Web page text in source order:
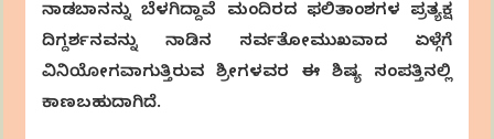
ನಾಡಬಾನನ್ನು ಬೆಳಗಿದ್ದಾವೆ ಮಂದಿರದ ಫಲಿತಾಂಶಗಳ ಪ್ರತ್ಯಕ್ಷ
ದಿಗ್ದರ್ಶನವನ್ನು ನಾಡಿನ ಸರ್ವತೋಮುಖವಾದ ಏಳ್ಗೆಗೆ
ವಿನಿಯೋಗವಾಗುತ್ತಿರುವ ಶ್ರೀಗಳವರ ಈ ಶಿಷ್ಯ ಸಂಪತ್ತಿನಲ್ಲಿ
ಕಾಣಬಹುದಾಗಿದೆ.